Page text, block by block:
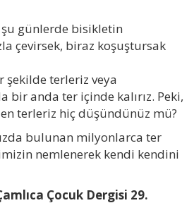
günlerde bisikletin
çevirsek, biraz koşuştursak
şekilde terleriz veya
bir anda ter içinde kalırız. Peki,
terleriz hiç düşündünüz mü?
bulunan milyonlarca ter
nemlenerek kendi kendini
Çocuk Dergisi 29.